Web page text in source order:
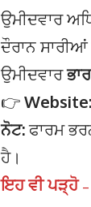
ਉਮੀਦਵਾਰ
ਦੌਰਾਨ
ਉਮੀਦਵਾਰ
👉Website:
ਨੋਟ:ਫਾਰਮ
ਹੈ।
ਇਹ ਵੀ ਪੜ੍ਹੋ –